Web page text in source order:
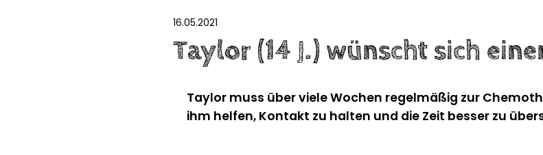
16.05.2021
Taylor (14 J.) wünscht sich
Taylor muss über viele Wochen regelmäßig zur
ihm helfen, Kontakt zu halten und die Zeit besser zu